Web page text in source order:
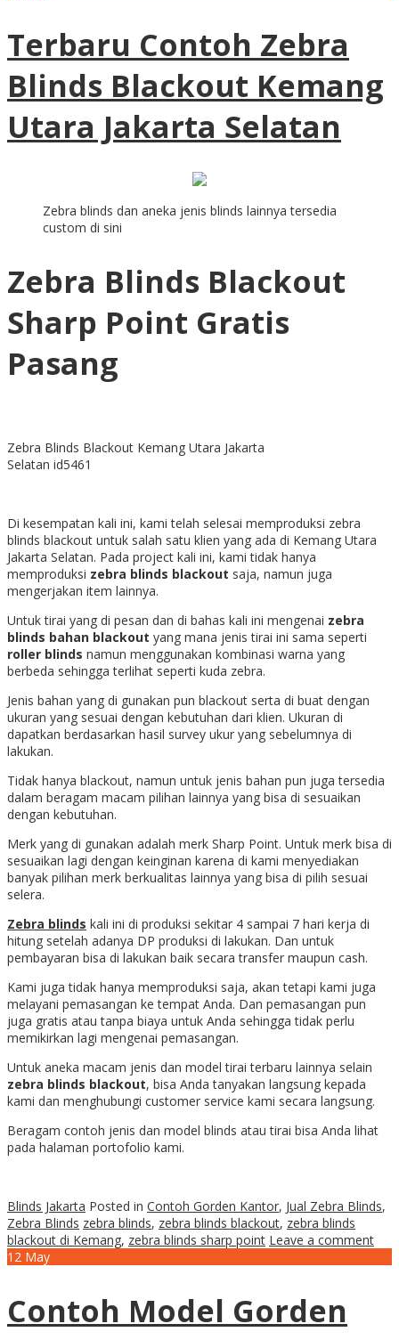
Terbaru Contoh Zebra
Blinds Blackout Kemang
Utara Jakarta Selatan
Zebra blinds dan aneka jenis blinds lainnya tersedia
custom di sini
Zebra Blinds Blackout
Sharp Point Gratis
Pasang
Zebra Blinds Blackout Kemang Utara Jakarta
Selatan id5461
Di kesempatan kali ini, kami telah selesai memproduksi zebra
blinds blackout untuk salah satu klien yang ada di Kemang Utara
Jakarta Selatan. Pada project kali ini, kami tidak hanya
memproduksi zebra blinds blackout saja, namun juga
mengerjakan item lainnya.
Untuk tirai yang di pesan dan di bahas kali ini mengenai zebra
blinds bahan blackout yang mana jenis tirai ini sama seperti
roller blinds namun menggunakan kombinasi warna yang
berbeda sehingga terlihat seperti kuda zebra.
Jenis bahan yang di gunakan pun blackout serta di buat dengan
ukuran yang sesuai dengan kebutuhan dari klien. Ukuran di
dapatkan berdasarkan hasil survey ukur yang sebelumnya di
lakukan.
Tidak hanya blackout, namun untuk jenis bahan pun juga tersedia
dalam beragam macam pilihan lainnya yang bisa di sesuaikan
dengan kebutuhan.
Merk yang di gunakan adalah merk Sharp Point. Untuk merk bisa di
sesuaikan lagi dengan keinginan karena di kami menyediakan
banyak pilihan merk berkualitas lainnya yang bisa di pilih sesuai
selera.
Zebra blinds kali ini di produksi sekitar 4 sampai 7 hari kerja di
hitung setelah adanya DP produksi di lakukan. Dan untuk
pembayaran bisa di lakukan baik secara transfer maupun cash.
Kami juga tidak hanya memproduksi saja, akan tetapi kami juga
melayani pemasangan ke tempat Anda. Dan pemasangan pun
juga gratis atau tanpa biaya untuk Anda sehingga tidak perlu
memikirkan lagi mengenai pemasangan.
Untuk aneka macam jenis dan model tirai terbaru lainnya selain
zebra blinds blackout, bisa Anda tanyakan langsung kepada
kami dan menghubungi customer service kami secara langsung.
Beragam contoh jenis dan model blinds atau tirai bisa Anda lihat
pada halaman portofolio kami.
Blinds Jakarta Posted in Contoh Gorden Kantor, Jual Zebra Blinds,
Zebra Blinds zebra blinds, zebra blinds blackout, zebra blinds
blackout di Kemang, zebra blinds sharp point Leave a comment
12 May
Contoh Model Gorden